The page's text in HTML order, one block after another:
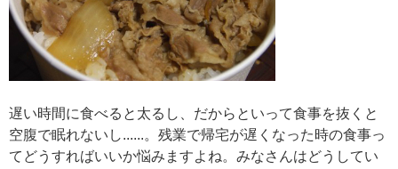
遅い時間に食べると太るし、だからといって食事を抜くと
空腹で眠れないし......。残業で帰宅が遅くなった時の食事っ
てどうすればいいか悩みますよね。みなさんはどうしてい